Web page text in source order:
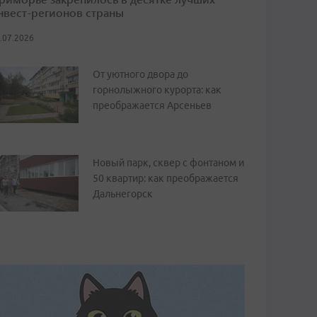
регионов страны
От уютного двора до
горнолыжного курорта: как
преображается Арсеньев
Новый парк, сквер с фонтаном и
50 квартир: как преображается
Дальнегорск